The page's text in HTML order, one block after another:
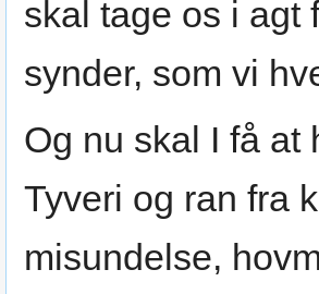
skal tage os i agt
synder, som vi
Og nu skal I få at
Tyveri og ran fra
misundelse,